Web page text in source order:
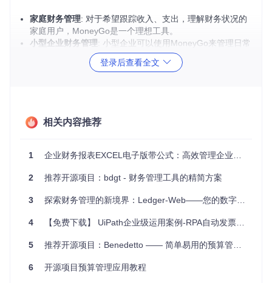
家庭财务管理: 对于希望跟踪收入、支出，理解财务状况的
家庭用户，MoneyGo是一个理想工具。
小型企业财务管理: 小型企业可以使用MoneyGo来管理日常
业务交易，进行成本分析和预算控制。
: 对于想学习或复习会计知识的学生，Money
双重记账
: 遵循专业会计原则，确保财务记录准确无误。
机构导入交易数据。
务报表。
易懂。
用。
持续更新: 开发团队积极维护，新特性和改进将持续推出。
MoneyGo都能成为你得力的财务管理助手。现在就尝试它，
登录后查看全文
相关内容推荐
1 企业财务报表EXCEL电子版带公式：高效管理企业财务的利器
2 推荐开源项目：bdgt - 财务管理工具的精简方案
3 探索财务管理的新境界：Ledger-Web——您的数字账本门户
4 【免费下载】 UiPath企业级运用案例-RPA自动发票下载机器人源码：让财务自动化不再是梦
5 推荐开源项目：Benedetto —— 简单易用的预算管理工具
6 开源项目预算管理应用教程